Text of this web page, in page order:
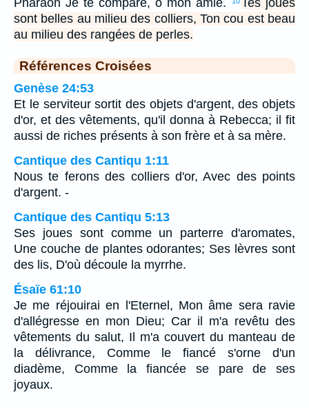
sont belles au milieu des colliers, Ton cou est beau
au milieu des rangées de perles.
Références Croisées
Genèse 24:53
Et le serviteur sortit des objets d'argent, des objets
d'or, et des vêtements, qu'il donna à Rebecca; il fit
aussi de riches présents à son frère et à sa mère.
Cantique des Cantiqu 1:11
Nous te ferons des colliers d'or, Avec des points
d'argent. -
Cantique des Cantiqu 5:13
Ses joues sont comme un parterre d'aromates,
Une couche de plantes odorantes; Ses lèvres sont
des lis, D'où découle la myrrhe.
Ésaïe 61:10
Je me réjouirai en l'Eternel, Mon âme sera ravie
d'allégresse en mon Dieu; Car il m'a revêtu des
vêtements du salut, Il m'a couvert du manteau de
la délivrance, Comme le fiancé s'orne d'un
diadème, Comme la fiancée se pare de ses
joyaux.